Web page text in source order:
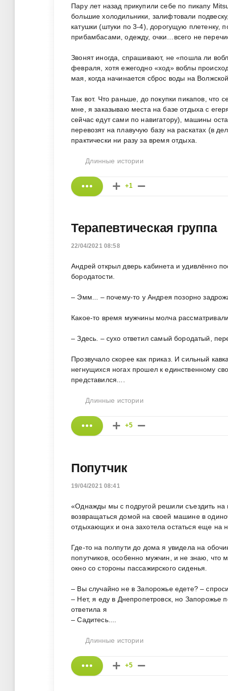
Пару лет назад прикупили себе по пикапу
большие холодильники, залифтовали
катушки (штуки по 3-4), дорогущую
прибамбасами, одежду, очки…всего не
Звонят иногда, спрашивают, не «пошла ли
февраля, хотя ежегодно «ход» воблы
мая, когда начинается сброс воды на
Так вот. Что раньше, до покупки пикапов, что
мне, я заказываю места на базе отдыха с
сейчас едут сами по навигатору), машины
перевозят на плавучую базу на раскатах (в
практически ни разу за время отдыха.
Длинные истории
+1
Терапевтическая группа
22/04/2021 08:58
Андрей открыл дверь кабинета и удивлённо
бородатости.
– Эмм... – почему-то у Андрея позорно
Какое-то время мужчины молча
– Здесь. – сухо ответил самый бородатый,
Прозвучало скорее как приказ. И сильный
негнущихся ногах прошел к единственному
представился....
Длинные истории
+5
Попутчик
19/04/2021 08:41
«Однажды мы с подругой решили съездить на
возвращаться домой на своей машине в
отдыхающих и она захотела остаться еще на
Где-то на полпути до дома я увидела на
попутчиков, особенно мужчин, и не знаю, что
окно со стороны пассажирского сиденья.
– Вы случайно не в Запорожье едете? –
– Нет, я еду в Днепропетровск, но Запорожье
ответила я
– Садитесь....
Длинные истории
+5